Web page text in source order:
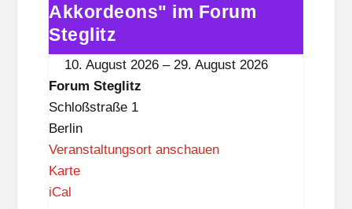
e
g
l
i
t
z
„600
Akkordeons"
im
Forum
Steglitz
Akkordeons" im Forum
Steglitz
10. August 2026 – 29. August 2026
Forum Steglitz
Schloßstraße 1
Berlin
Veranstaltungsort anschauen
KarteF
iCal